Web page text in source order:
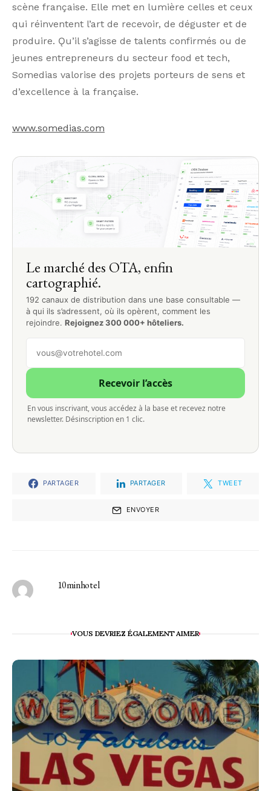
scène française. Elle met en lumière celles et ceux
qui réinventent l’art de recevoir, de déguster et de
produire. Ǫu’il s’agisse de talents confirmés ou de
jeunes entrepreneurs du secteur food et tech,
Somedias valorise des projets porteurs de sens et
d’excellence à la française.
www.somedias.com
Le marché des OTA, enfin
cartographié.
192 canaux de distribution dans une base consultable —
à qui ils s’adressent, où ils opèrent, comment les
rejoindre. Rejoignez 300 000+ hôteliers.
Recevoir l’accès
En vous inscrivant, vous accédez à la base et recevez notre
newsletter. Désinscription en 1 clic.
PARTAGER PARTAGER TWEET
ENVOYER
10minhotel
VOUS DEVRIEZ ÉGALEMENT AIMER